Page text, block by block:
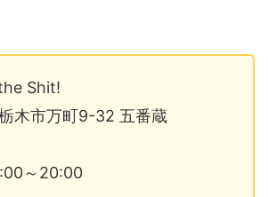
Shit!
木市万町9-32 五番蔵
～20:00